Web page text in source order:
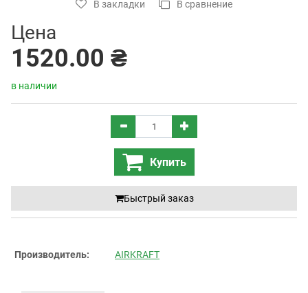
В закладки В сравнение
Цена
1520.00 ₴
в наличии
Купить
Быстрый заказ
Производитель: AIRKRAFT